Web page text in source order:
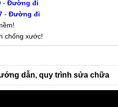
- Đường đi
- Đường đi
chống xước!
dẫn, quy trình sửa chữa